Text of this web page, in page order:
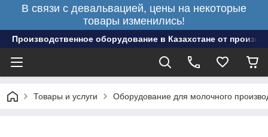
В связи с девальвацией, цены на некоторые
товары изменились!
Производственное оборудование в Казахстане от
Товары и услуги Оборудование для молочного